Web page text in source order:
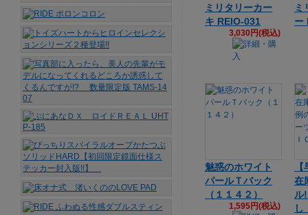
ミリタリーカー
キ REIO-031
3,030円(税込)
ミ
ー
魅惑のホワイト
パールＴバック
（１１４２）
1,595円(税込)
在
ル